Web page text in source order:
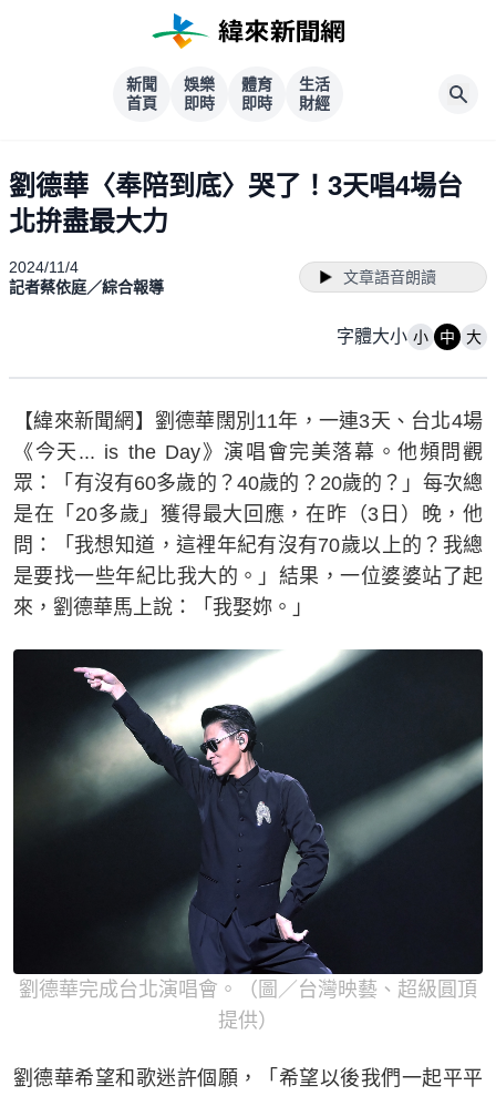
新聞
首頁
娛樂
即時
體育
即時
生活
財經
劉德華〈奉陪到底〉哭了！3天唱4場台
北拚盡最大力
2024/11/4
記者蔡依庭／綜合報導
文章語音朗讀
字體大小 小 中 大
【緯來新聞網】劉德華闊別11年，一連3天、台北4場
《今天... is the Day》演唱會完美落幕。他頻問觀
眾：「有沒有60多歲的？40歲的？20歲的？」每次總
是在「20多歲」獲得最大回應，在昨（3日）晚，他
問：「我想知道，這裡年紀有沒有70歲以上的？我總
是要找一些年紀比我大的。」結果，一位婆婆站了起
來，劉德華馬上說：「我娶妳。」
劉德華完成台北演唱會。（圖／台灣映藝、超級圓頂
提供）
劉德華希望和歌迷許個願，「希望以後我們一起平平